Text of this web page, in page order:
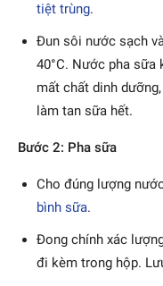
tiệt trùng.
Đun sôi nước sạch
40°C. Nước pha sữa
mất chất dinh
làm tan sữa hết.
Bước 2: Pha sữa
Cho đúng lượng
bình sữa.
Đong chính xác
đi kèm trong hộp.